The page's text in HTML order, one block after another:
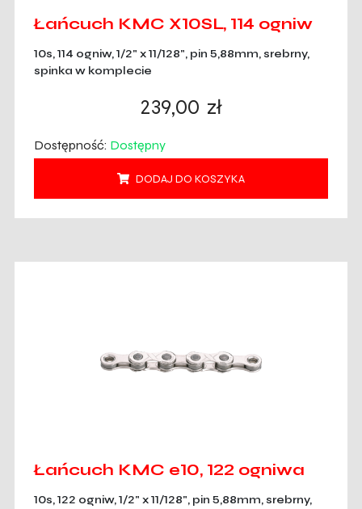
Łańcuch KMC X10SL, 114 ogniw
10s, 114 ogniw, 1/2" x 11/128", pin 5,88mm, srebrny,
spinka w komplecie
239,00 zł
Dostępność: Dostępny
DODAJ DO KOSZYKA
Łańcuch KMC e10, 122 ogniwa
10s, 122 ogniw, 1/2" x 11/128", pin 5,88mm, srebrny,